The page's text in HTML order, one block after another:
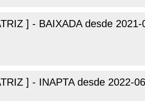
] - BAIXADA desde 2021-
] - INAPTA desde 2022-